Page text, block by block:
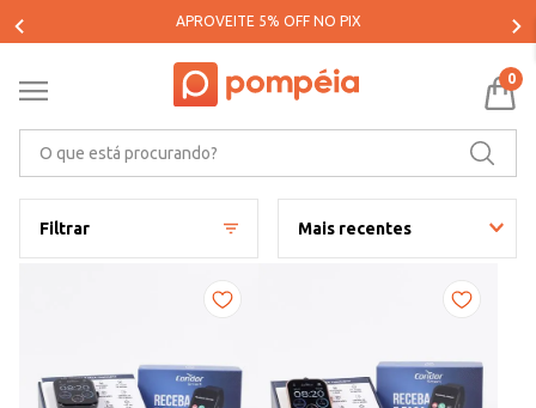
PARCELE SUAS COMPRAS EM ATÉ 5X SEM JUROS*
0
Filtrar Mais recentes